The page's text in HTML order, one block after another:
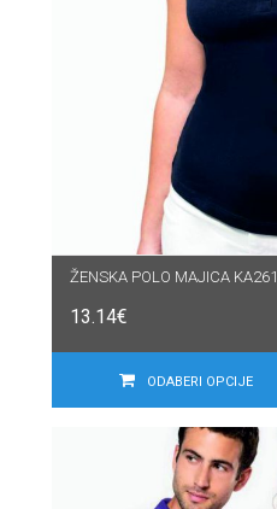
ŽENSKA POLO MAJICA KA261
13.14€
ODABERI OPCIJE